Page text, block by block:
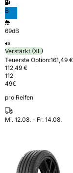
B
69dB
Verstärkt (XL)
Teuerste Option:161,49 €
112,49 €
112
49€
pro Reifen
Mi. 12.08. - Fr. 14.08.